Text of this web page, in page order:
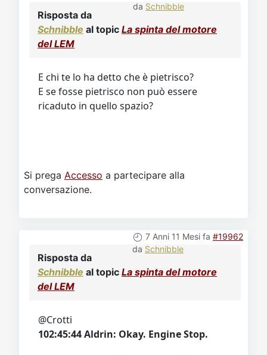
da Schnibble
Risposta da
Schnibble al topic La spinta del motore
del LEM
E chi te lo ha detto che è pietrisco?
E se fosse pietrisco non può essere
ricaduto in quello spazio?
Si prega Accesso a partecipare alla
conversazione.
7 Anni 11 Mesi fa #19962
da Schnibble
Risposta da
Schnibble al topic La spinta del motore
del LEM
@Crotti
102:45:44 Aldrin: Okay. Engine Stop.